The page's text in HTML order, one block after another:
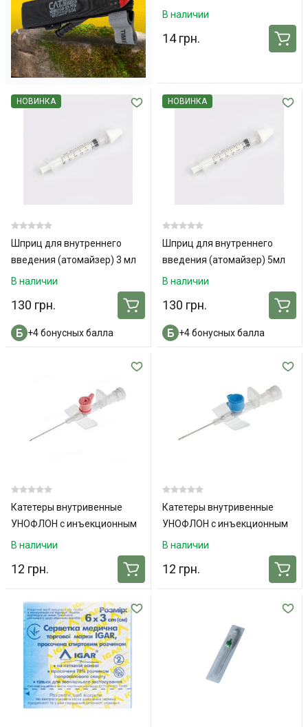
портом и крылышками 24G
В наличии
14 грн.
НОВИНКА
Шприц для внутреннего
введения (атомайзер) 3 мл
В наличии
130 грн.
+4 бонусных балла
НОВИНКА
Шприц для внутреннего
введения (атомайзер) 5мл
В наличии
130 грн.
+4 бонусных балла
Катетеры внутривенные
УНОФЛОН с инъекционным
портом и крылышками 20G
В наличии
12 грн.
Катетеры внутривенные
УНОФЛОН с инъекционным
портом и крылышками 22G
В наличии
12 грн.